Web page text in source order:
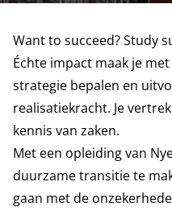
Want to succeed? Study
Échte impact maak je
strategie bepalen en
realisatiekracht. Je
kennis van zaken.
Met een opleiding van
duurzame transitie te
gaan met de